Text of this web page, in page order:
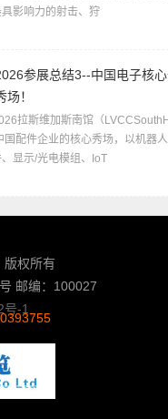
影响力的射击、狩
参展总结3--中国电子核
场！
拉斯维加斯南馆（
国配件企业的核心秀场，以机器
显示/光电模组、IoT
版权所有
邮编：100027
号-1